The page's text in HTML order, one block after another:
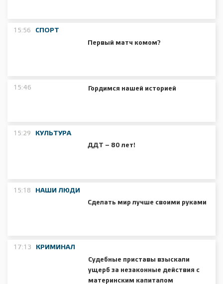
15:56 СПОРТ
Первый матч комом?
15:46 Гордимся нашей историей
15:29 КУЛЬТУРА
ДДТ – 80 лет!
15:18 НАШИ ЛЮДИ
Сделать мир лучше своими руками
17:13 КРИМИНАЛ
Судебные приставы взыскали
ущерб за незаконные действия с
материнским капиталом